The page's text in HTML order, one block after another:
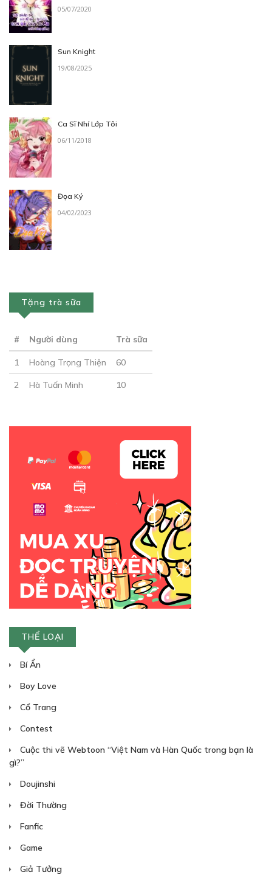
CHƯƠNG 9
05/07/2020
Sun Knight
19/08/2025
Ca Sĩ Nhí Lớp Tôi
06/11/2018
Đọa Ký
04/02/2023
Tặng trà sữa
# Người dùng Trà sữa
1 Hoàng Trọng Thiện 60
2 Hà Tuấn Minh 10
THỂ LOẠI
Bí Ẩn
Boy Love
Cổ Trang
Contest
Cuộc thi vẽ Webtoon “Việt Nam và Hàn Quốc trong bạn là
gì?”
Doujinshi
Đời Thường
Fanfic
Game
Giả Tưởng